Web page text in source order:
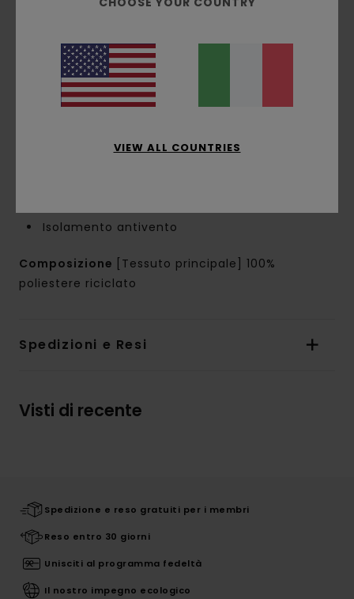
trattamento DWR [durable water repellent] da
elementi
Vestibilità:vestibilità relaxed
Collo:collo con cappuccio
Maniche:Maniche lunghe
tascone
Isolamento antivento
Composizione
[Tessuto principale] 100%
poliestere riciclato
Spedizioni e Resi
Visti di recente
Spedizione e reso gratuiti per i membri
Reso entro 30 giorni
Unisciti al programma fedeltà
Il nostro impegno ecologico
VIEW ALL COUNTRIES